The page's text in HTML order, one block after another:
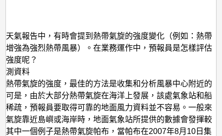
帶
氣
旋
的
強
度？
天氣報告中，有時會提到熱帶氣旋的強度變化（例如：熱帶
增強為強烈熱帶風暴）。在業務運作中，預報員是怎樣評估
強度呢？
測資料
熱帶氣旋的強度，最佳的方法是收集和分析風暴中心附近的
可是，由於大部分熱帶氣旋在海洋上發展，該處氣象站和船
稀疏，預報員要取得可靠的地面風力資料並不容易。一般來
氣旋靠近島嶼或海岸時，地面氣象站所提供的數據會發揮較
其中一個例子是熱帶氣旋帕布，當帕布在2007年8月10日集